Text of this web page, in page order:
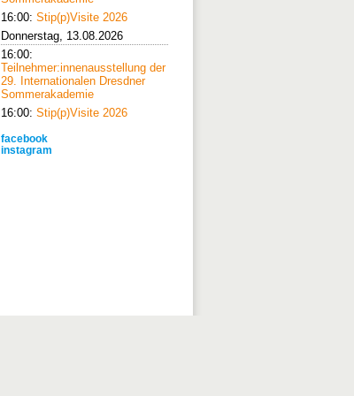
16:00: Stip(p)Visite 2026
Donnerstag, 13.08.2026
16:00:
Teilnehmer:innenausstellung der
29. Internationalen Dresdner
Sommerakademie
16:00: Stip(p)Visite 2026
facebook
instagram